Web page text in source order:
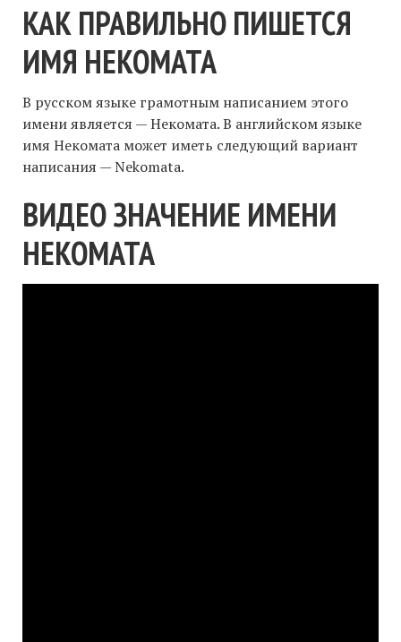
КАК ПРАВИЛЬНО ПИШЕТСЯ
ИМЯ НЕКОМАТА
В русском языке грамотным написанием этого
имени является — Некомата. В английском языке
имя Некомата может иметь следующий вариант
написания — Nekomata.
ВИДЕО ЗНАЧЕНИЕ ИМЕНИ
НЕКОМАТА